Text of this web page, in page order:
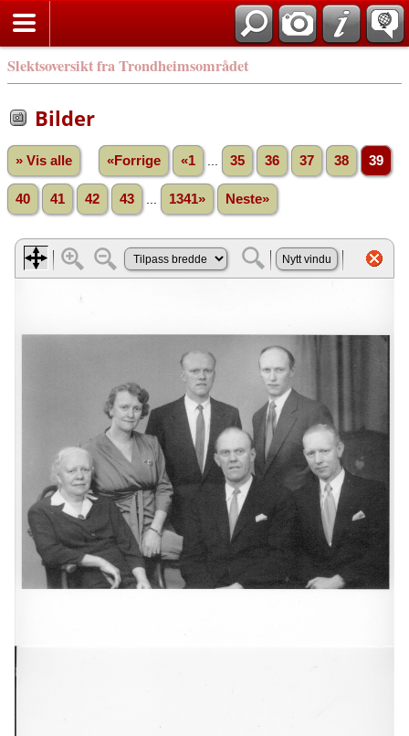
Slektsoversikt fra Trondheimsområdet
Bilder
» Vis alle «Forrige «1 35 36 37 38 39
40 41 42 43 1341» Neste»